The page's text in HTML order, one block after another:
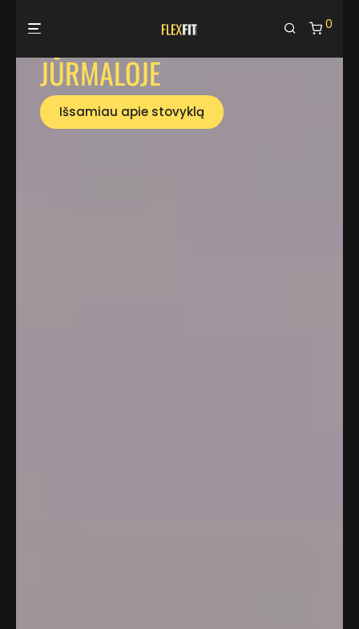
0
POKYČIŲ
STOVYKLA
JŪRMALOJE
Išsamiau apie stovyklą